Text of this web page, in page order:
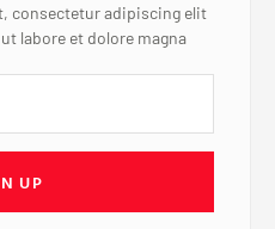
consectetur adipiscing elit
labore et dolore magna
UP